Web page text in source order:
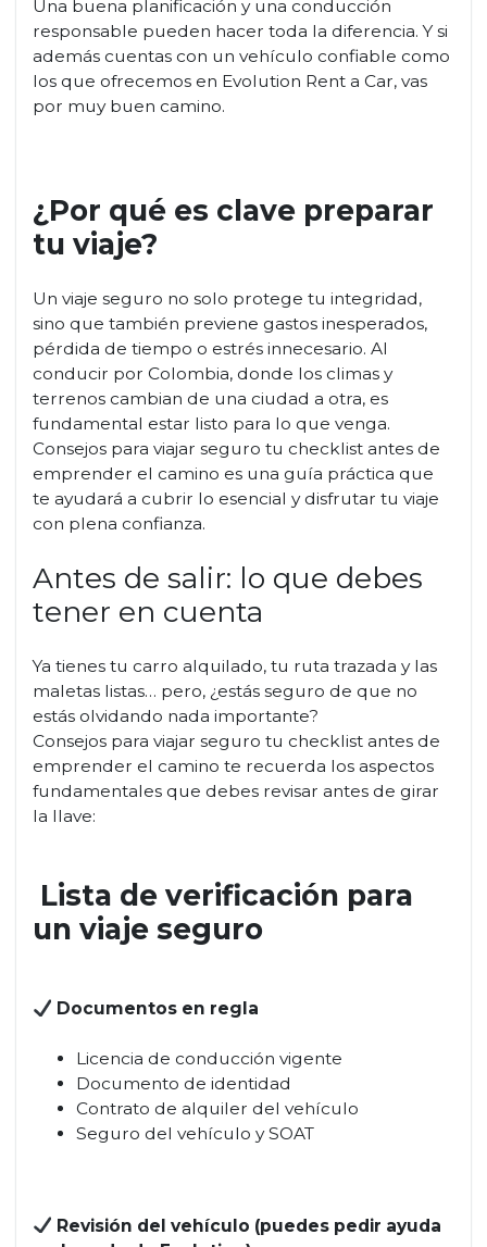
Una buena planificación y una conducción
responsable pueden hacer toda la diferencia. Y si
además cuentas con un vehículo confiable como
los que ofrecemos en Evolution Rent a Car, vas
por muy buen camino.
¿Por qué es clave preparar
tu viaje?
Un viaje seguro no solo protege tu integridad,
sino que también previene gastos inesperados,
pérdida de tiempo o estrés innecesario. Al
conducir por Colombia, donde los climas y
terrenos cambian de una ciudad a otra, es
fundamental estar listo para lo que venga.
Consejos para viajar seguro tu checklist antes de
emprender el camino es una guía práctica que
te ayudará a cubrir lo esencial y disfrutar tu viaje
con plena confianza.
Antes de salir: lo que debes
tener en cuenta
Ya tienes tu carro alquilado, tu ruta trazada y las
maletas listas… pero, ¿estás seguro de que no
estás olvidando nada importante?
Consejos para viajar seguro tu checklist antes de
emprender el camino te recuerda los aspectos
fundamentales que debes revisar antes de girar
la llave:
Lista de verificación para
un viaje seguro
Documentos en regla
Licencia de conducción vigente
Documento de identidad
Contrato de alquiler del vehículo
Seguro del vehículo y SOAT
Revisión del vehículo (puedes pedir ayuda